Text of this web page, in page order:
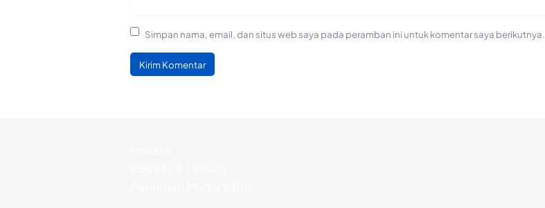
Simpan nama, email, dan situs web saya pada peramban ini untuk komentar saya berikutnya.